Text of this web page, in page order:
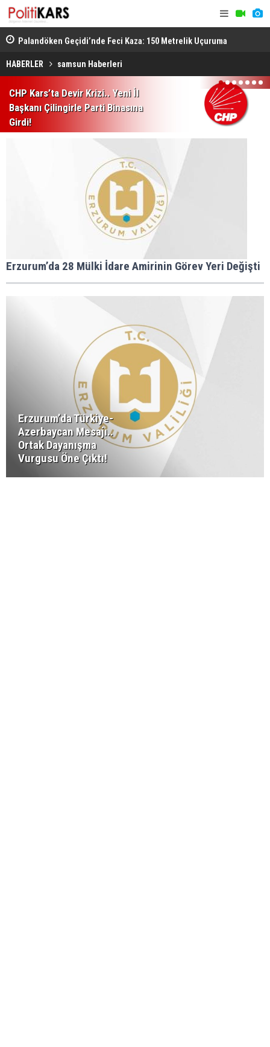
Palandöken Geçidi’nde Feci Kaza: 150 Metrelik Uçuruma
Yuvarlandı
HABERLER samsun Haberleri
CHP Kars’ta Devir Krizi.. Yeni İl
Başkanı Çilingirle Parti Binasına
Girdi!
1 2 3 4 5 6 7
Erzurum’da 28 Mülki İdare Amirinin Görev Yeri Değişti
Erzurum’da Türkiye-
Azerbaycan Mesajı..
Ortak Dayanışma
Vurgusu Öne Çıktı!